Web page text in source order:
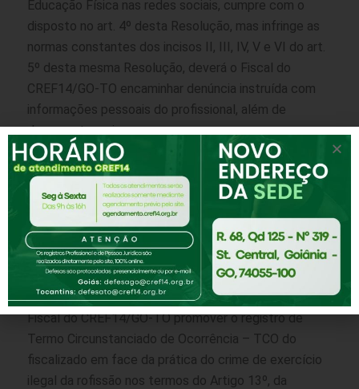
Educação Física nas redes sociais, cumpre com o
disposto no art. 4º desta Resolução, mas infringe as
normas constantes dos incisos II, III, IV, V e VI do art.
5º desta mesma Resolução, deverá o Fiscal do
CREF14/GO-TO encaminhar denúncia instruída com
informações pessoais do profissional, além de
documentos e imagens que comprovem o
descumprimento das normas constantes dos incisos
II, III, IV, V e VI do art. 5º desta Resolução, para a
Comissão de Ética Profissional para a instauração de
Processo Ético Disciplinar.
III – Caso identificado que a atuação profissional nas
áreas próprias dos profissionais de Educação Física e
do Desporto nas redes sociais, é realizada por pessoa
não habilitada ao exercício profissional, deverá o
Fiscal do CREF14/GO-TO promover o registro de
Termo Circunstanciado de Ocorrência – TCO do
fiscalizado em face da prática do crime de exercício
ilegal da rofissão nos termos do Artigo 13º, da